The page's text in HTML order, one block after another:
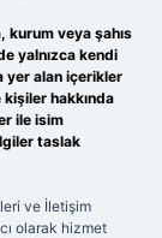
veya şahıs
yalnızca kendi
yer alan içerikler
hakkında
ile isim
taslak
ve İletişim
olarak hizmet